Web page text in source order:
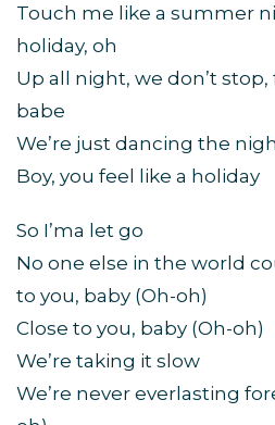
Touch me like a summer
holiday, oh
Up all night, we don’t
babe
We’re just dancing the
Boy, you feel like a holiday
So I’ma let go
No one else in the world
to you, baby (Oh-oh)
Close to you, baby (Oh-oh)
We’re taking it slow
We’re never everlasting